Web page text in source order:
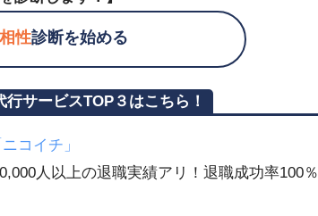
相性診断を始める
サービスTOP３はこちら！
コイチ」
人以上の退職実績アリ！退職成功率100％